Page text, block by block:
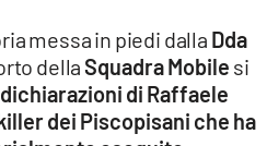
messa in piedi dalla Dda
dellaSquadra Mobile si
dichiarazioni di Raffaele
dei Piscopisani che ha